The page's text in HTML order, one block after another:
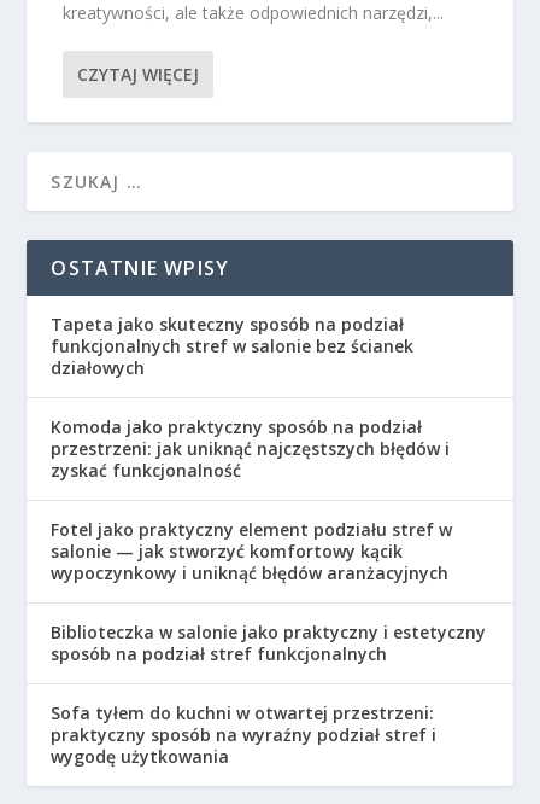
kreatywności, ale także odpowiednich narzędzi,...
CZYTAJ WIĘCEJ
OSTATNIE WPISY
Tapeta jako skuteczny sposób na podział
funkcjonalnych stref w salonie bez ścianek
działowych
Komoda jako praktyczny sposób na podział
przestrzeni: jak uniknąć najczęstszych błędów i
zyskać funkcjonalność
Fotel jako praktyczny element podziału stref w
salonie — jak stworzyć komfortowy kącik
wypoczynkowy i uniknąć błędów aranżacyjnych
Biblioteczka w salonie jako praktyczny i estetyczny
sposób na podział stref funkcjonalnych
Sofa tyłem do kuchni w otwartej przestrzeni:
praktyczny sposób na wyraźny podział stref i
wygodę użytkowania